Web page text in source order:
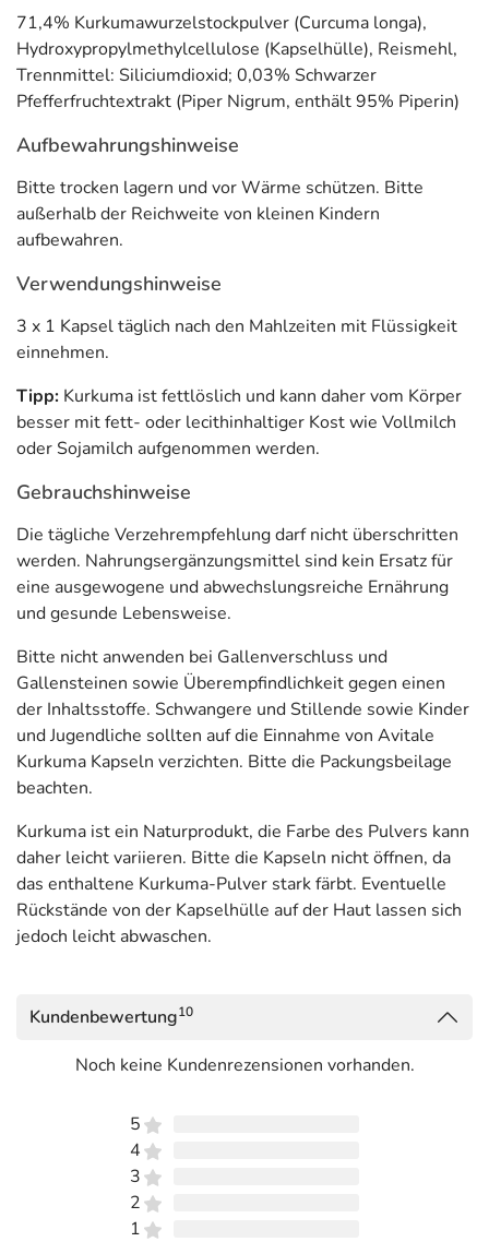
Bestandteile produziert und sind
glutenfrei, laktosefrei
sowie sojafrei.
Anwendung
einnehmen.
Inhaltsstoffe pro Kapsel und pro Tagesdosis zu 3
Kapseln
Inhaltsstoff pro Kapsel
Kurkuma-Pulver 500,00 mg
1.500,00 mg
Pfefferfruchtextrakt
davon 95% Piperin
0,22 mg 0,66 mg
Adresse des Lebensmittel-Unternehmens
Avitale GmbH
25479 Ellerau
Informationen zu diesem Lebensmittel (wie z. B. Zutaten,
Allergene) sind bei den Lebensmittelangaben als pdf
71,4% Kurkumawurzelstockpulver (Curcuma longa),
Hydroxypropylmethylcellulose (Kapselhülle), Reismehl,
Trennmittel: Siliciumdioxid; 0,03% Schwarzer
Pfefferfruchtextrakt (Piper Nigrum, enthält 95% Piperin)
Aufbewahrungshinweise
Bitte trocken lagern und vor Wärme schützen. Bitte
außerhalb der Reichweite von kleinen Kindern
aufbewahren.
Verwendungshinweise
3 x 1 Kapsel täglich nach den Mahlzeiten mit Flüssigkeit
einnehmen.
Tipp: Kurkuma ist fettlöslich und kann daher vom Körper
besser mit fett- oder lecithinhaltiger Kost wie Vollmilch
oder Sojamilch aufgenommen werden.
Gebrauchshinweise
Die tägliche Verzehrempfehlung darf nicht überschritten
werden. Nahrungsergänzungsmittel sind kein Ersatz für
eine ausgewogene und abwechslungsreiche Ernährung
und gesunde Lebensweise.
Bitte nicht anwenden bei Gallenverschluss und
Gallensteinen sowie Überempfindlichkeit gegen einen
der Inhaltsstoffe. Schwangere und Stillende sowie Kinder
und Jugendliche sollten auf die Einnahme von Avitale
Kurkuma Kapseln verzichten. Bitte die Packungsbeilage
beachten.
Kurkuma ist ein Naturprodukt, die Farbe des Pulvers kann
daher leicht variieren. Bitte die Kapseln nicht öffnen, da
das enthaltene Kurkuma-Pulver stark färbt. Eventuelle
Rückstände von der Kapselhülle auf der Haut lassen sich
jedoch leicht abwaschen.
Kundenbewertung10
Noch keine Kundenrezensionen vorhanden.
5
4
3
2
1